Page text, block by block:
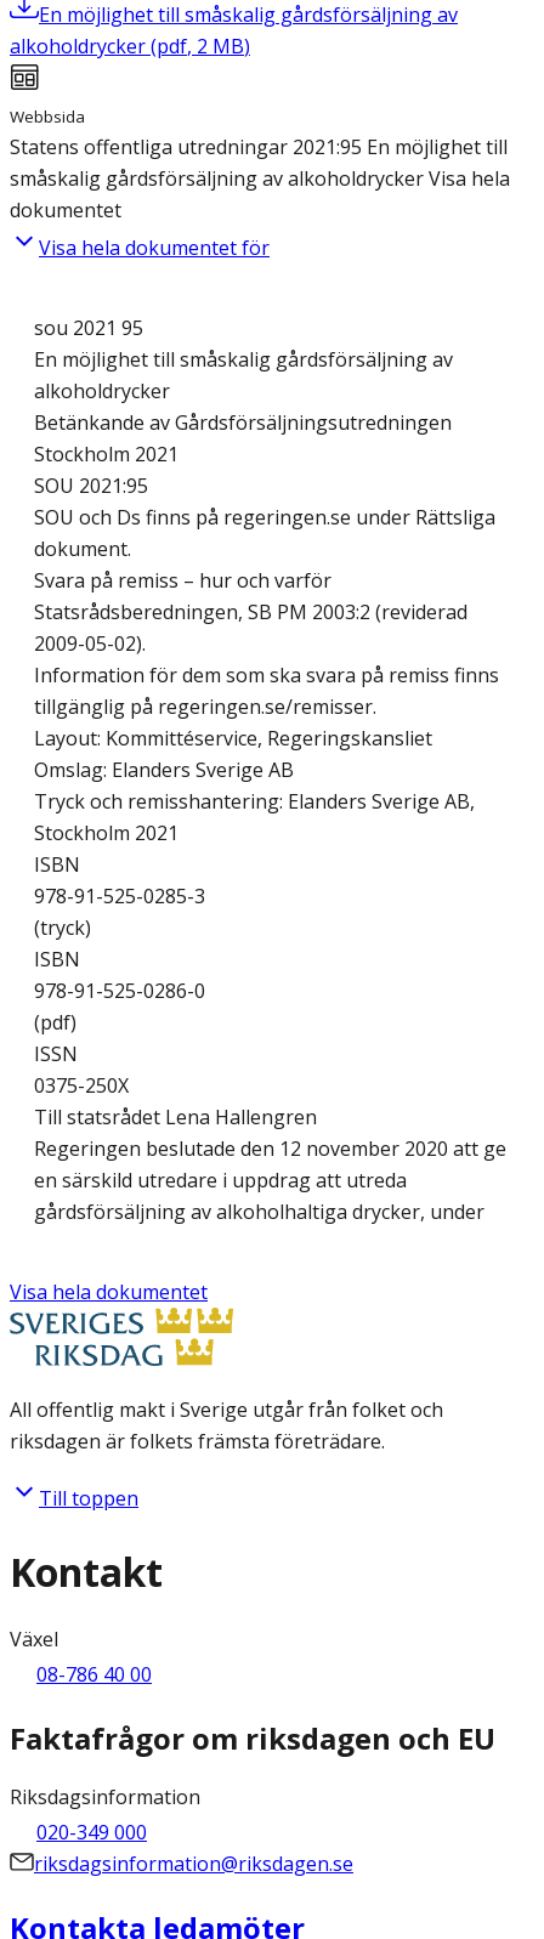
En möjlighet till småskalig gårdsförsäljning av
alkoholdrycker(pdf, 2 MB)
Webbsida
Statens offentliga utredningar 2021:95 En möjlighet till
småskalig gårdsförsäljning av alkoholdryckerVisa hela
dokumentet
Visa hela dokumentet för
sou 2021 95
En möjlighet till småskalig gårdsförsäljning av
alkoholdrycker
Betänkande av Gårdsförsäljningsutredningen
Stockholm 2021
SOU 2021:95
SOU och Ds finns på regeringen.se under Rättsliga
dokument.
Svara på remiss – hur och varför
Statsrådsberedningen, SB PM 2003:2 (reviderad
2009-05-02).
Information för dem som ska svara på remiss finns
tillgänglig på regeringen.se/remisser.
Layout: Kommittéservice, Regeringskansliet
Omslag: Elanders Sverige AB
Tryck och remisshantering: Elanders Sverige AB,
Stockholm 2021
ISBN
978-91-525-0285-3
(tryck)
ISBN
978-91-525-0286-0
(pdf)
ISSN
0375-250X
Till statsrådet Lena Hallengren
Regeringen beslutade den 12 november 2020 att ge
en särskild utredare i uppdrag att utreda
gårdsförsäljning av alkoholhaltiga drycker, under
Visa hela dokumentet
All offentlig makt i Sverige utgår från folket och
riksdagen är folkets främsta företrädare.
Till toppen
Kontakt
Växel
08-786 40 00
Faktafrågor om riksdagen och EU
Riksdagsinformation
020-349 000
riksdagsinformation@riksdagen.se
Kontakta ledamöter